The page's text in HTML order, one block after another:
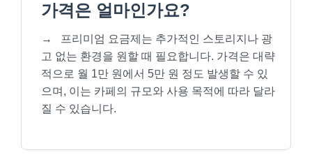
가격은 얼마인가요?
→
프리미엄 요금제는 추가적인 스토리지나 광
고 없는 환경을 원할 때 필요합니다. 가격은 대략
적으로 월 1만 원에서 5만 원 정도 발생할 수 있
으며, 이는 카페의 규모와 사용 목적에 따라 달라
질 수 있습니다.